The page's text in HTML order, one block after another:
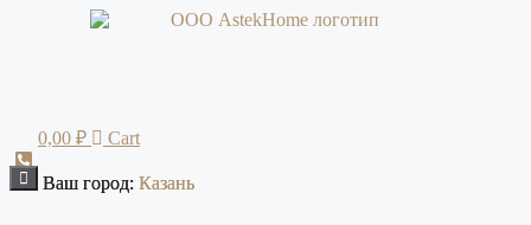
0,00 ₽ Cart
Ваш город: Казань
Ваш город: Казань